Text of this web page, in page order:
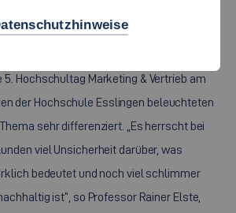
in Göppingen (v.l.): Prof. Dr. Rainer
Hochschultag Marketing & Vertrieb am
der Hochschule Esslingen beleuchteten
sehr differenziert. „Es herrscht bei
viel Unsicherheit darüber, was
bedeutet und noch viel schlimmer
ist“, so Professor Rainer Elste,